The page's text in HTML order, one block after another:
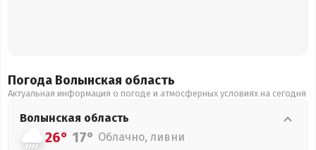
Погода Волынская область
Актуальная информация о погоде и атмосферных условиях на сегодня
Волынская область
26° 17° Облачно, ливни